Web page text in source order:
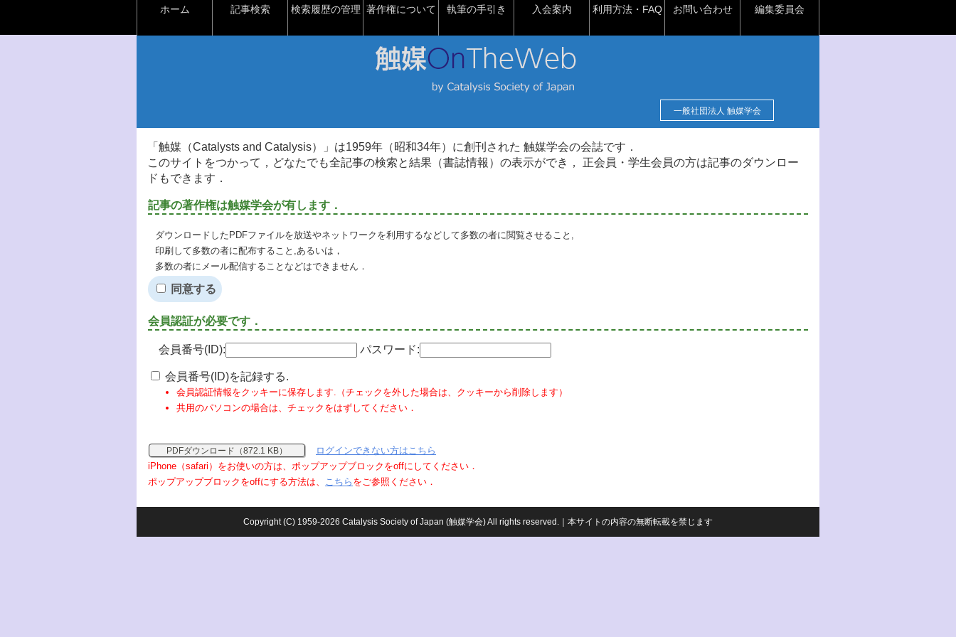
ホーム 記事検索 検索履歴の管理 著作権について 執筆の手引き 入会案内 利用方法・FAQ お問い合わせ 編集委員会
一般社団法人 触媒学会
「触媒（Catalysts and Catalysis）」は1959年（昭和34年）に創刊された 触媒学会の会誌です．
このサイトをつかって，どなたでも全記事の検索と結果（書誌情報）の表示ができ， 正会員・学生会員の方は記事のダウンロー
ドもできます．
記事の著作権は触媒学会が有します．
ダウンロードしたPDFファイルを放送やネットワークを利用するなどして多数の者に閲覧させること,
印刷して多数の者に配布すること,あるいは，
多数の者にメール配信することなどはできません．
同意する
会員認証が必要です．
会員番号(ID): パスワード:
会員番号(ID)を記録する.
会員認証情報をクッキーに保存します.（チェックを外した場合は、クッキーから削除します）
共用のパソコンの場合は、チェックをはずしてください．
PDFダウンロード（872.1 KB）
ログインできない方はこちら
iPhone（safari）をお使いの方は、ポップアップブロックをoffにしてください．
ポップアップブロックをoffにする方法は、 こちら をご参照ください．
Copyright (C) 1959-2026 Catalysis Society of Japan (触媒学会) All rights reserved.｜本サイトの内容の無断転載を禁じます